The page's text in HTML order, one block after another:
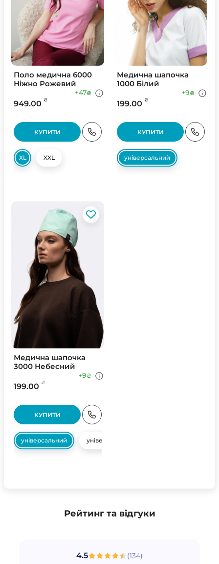
Поло медична 6000
Ніжно Рожевий
949.00 ₴
+47₴
КУПИТИ
XL XXL
Медична шапочка
1000 Білий
199.00 ₴
+9₴
КУПИТИ
універсальний
Медична шапочка
3000 Небесний
199.00 ₴
+9₴
КУПИТИ
універсальний універсальний
Рейтинг та відгуки
4.5 (134)